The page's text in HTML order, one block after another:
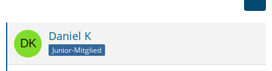
Daniel K
Junior-Mitglied